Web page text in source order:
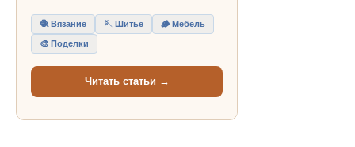
🧶 Вязание 🪡 Шитьё 🪵 Мебель
🎨 Поделки
Читать статьи →